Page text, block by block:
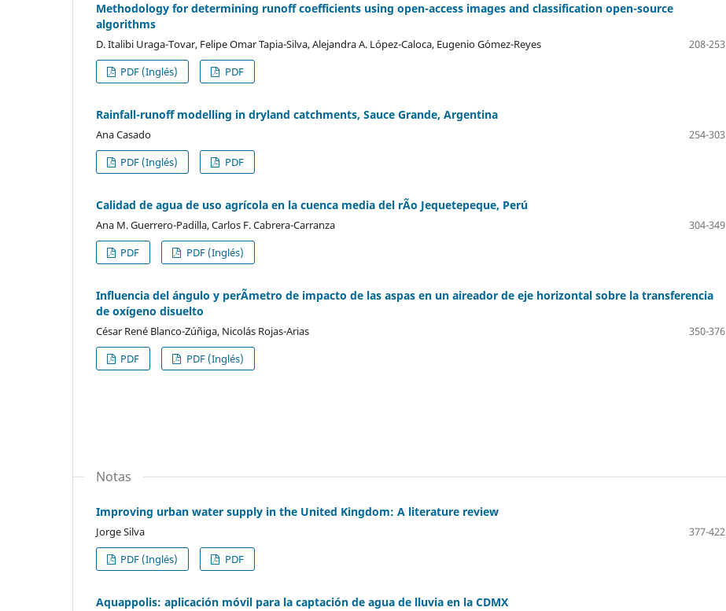
Methodology for determining runoff coefficients using open-access images and classification open-source
algorithms
D. Italibi Uraga-Tovar, Felipe Omar Tapia-Silva, Alejandra A. López-Caloca, Eugenio Gómez-Reyes
208-253
PDF (Inglés)
PDF
Rainfall-runoff modelling in dryland catchments, Sauce Grande, Argentina
Ana Casado
254-303
PDF (Inglés)
PDF
Calidad de agua de uso agrícola en la cuenca media del rÃ­o Jequetepeque, Perú
Ana M. Guerrero-Padilla, Carlos F. Cabrera-Carranza
304-349
PDF
PDF (Inglés)
Influencia del ángulo y perÃ­metro de impacto de las aspas en un aireador de eje horizontal sobre la transferencia
de oxígeno disuelto
César René Blanco-Zúñiga, Nicolás Rojas-Arias
350-376
PDF
PDF (Inglés)
Notas
Improving urban water supply in the United Kingdom: A literature review
Jorge Silva
377-422
PDF (Inglés)
PDF
Aquappolis: aplicación móvil para la captación de agua de lluvia en la CDMX